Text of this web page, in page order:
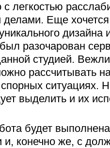
легкостью
Еще хочется
разочарован
студией.
рассчитывать
ситуациях.
выделить и их
будет
и, конечно же, с